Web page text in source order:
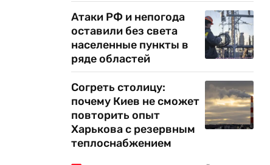
Атаки РФ и непогода
оставили без света
населенные пункты в
ряде областей
Согреть столицу:
почему Киев не сможет
повторить опыт
Харькова с резервным
теплоснабжением